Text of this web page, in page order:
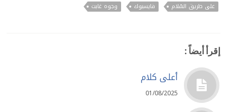
على طريق السّلام
فايسبوك وجوه غابت
إقرأ أيضاً :
أعلى كلام
01/08/2025